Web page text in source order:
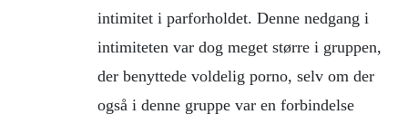
intimitet i parforholdet. Denne nedgang i
intimiteten var dog meget større i gruppen,
der benyttede voldelig porno, selv om der
også i denne gruppe var en forbindelse